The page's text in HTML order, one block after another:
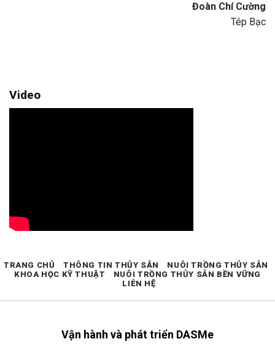
Đoàn Chí Cường
Tép Bạc
Video
Vận hành và phát triển DASMe
TRANG CHỦ THÔNG TIN THỦY SẢN
NUÔI TRỒNG THỦY SẢN
KHOA HỌC KỸ THUẬT
NUÔI TRỒNG THỦY SẢN BỀN VỮNG
LIÊN HỆ